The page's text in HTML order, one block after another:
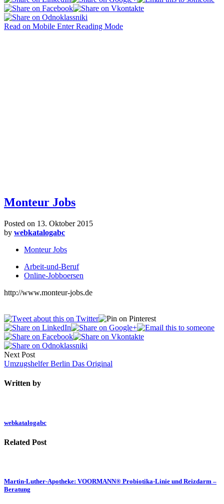
Read on Mobile Enter Reading Mode
Monteur Jobs
Posted on 13. Oktober 2015
by webkatalogabc
Monteur Jobs
Arbeit-und-Beruf
Online-Jobboersen
http://www.monteur-jobs.de
Next Post
Umzugshelfer Berlin Das Original
Written by
webkatalogabc
Related Post
Martin-Luther-Apotheke: VOORMANN® Probiotika-Linie und Reizdarm –
Beratung